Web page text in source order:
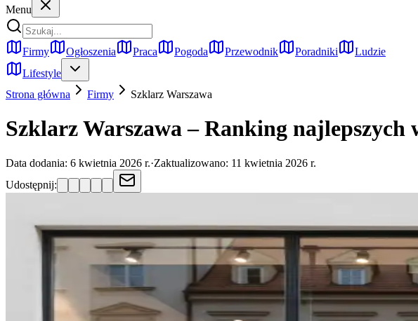
Menu
Firmy Ogłoszenia Praca Pogoda Przewodnik Poradniki
Ludzie
Lifestyle
Strona główna
Firmy Szklarz Warszawa
Szklarz Warszawa – Ranking najlepszych
Data dodania: 6 kwietnia 2026 r.·Zaktualizowano: 11 kwietnia 2026 r.
Udostępnij: